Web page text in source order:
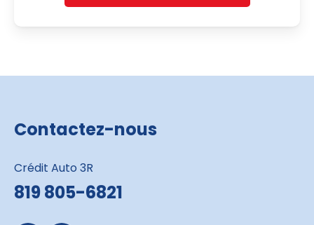
Contactez-nous
Crédit Auto 3R
819 805-6821